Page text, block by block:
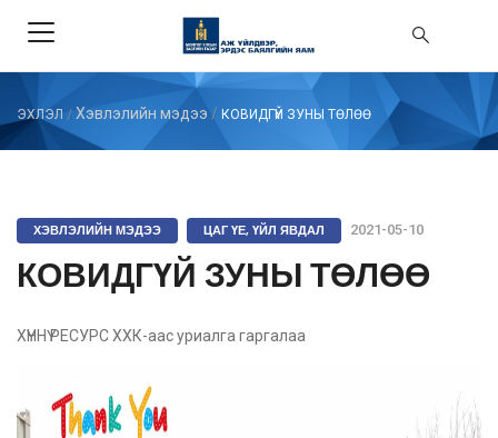
ЭХЛЭЛ / Хэвлэлийн мэдээ / КОВИДГҮЙ ЗУНЫ ТӨЛӨӨ
ХЭВЛЭЛИЙН МЭДЭЭ ЦАГ ҮЕ, ҮЙЛ ЯВДАЛ 2021-05-10
КОВИДГҮЙ ЗУНЫ ТӨЛӨӨ
ХҮННҮ РЕСУРС ХХК-аас уриалга гаргалаа